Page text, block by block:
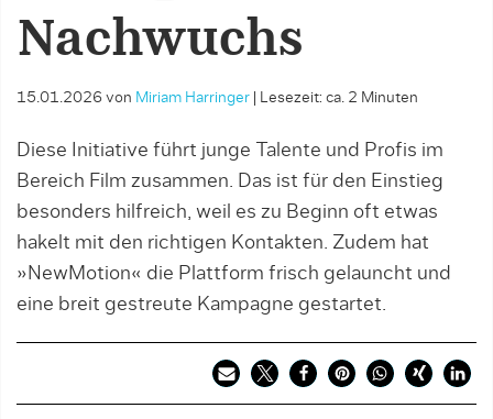
Nachwuchs
15.01.2026 von Miriam Harringer Lesezeit: ca. 2 Minuten
Diese Initiative führt junge Talente und Profis im
Bereich Film zusammen. Das ist für den Einstieg
besonders hilfreich, weil es zu Beginn oft etwas
hakelt mit den richtigen Kontakten. Zudem hat
»NewMotion« die Plattform frisch gelauncht und
eine breit gestreute Kampagne gestartet.